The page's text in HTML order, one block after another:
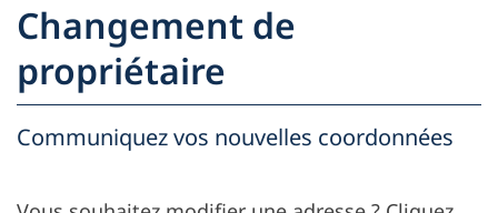
Partenaire
Propriétaires du véhicule
Service et assistance
Partenaire
Propriétaires du véhicule
Changement de
propriétaire
Communiquez vos nouvelles coordonnées